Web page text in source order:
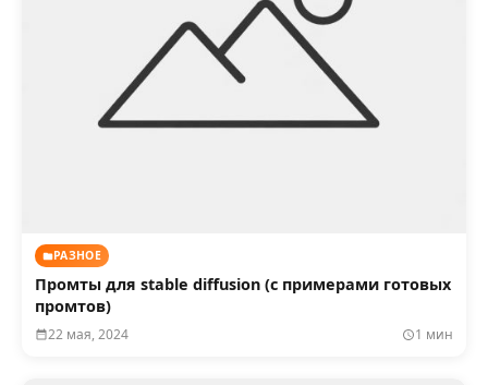
РАЗНОЕ
Промты для stable diffusion (с примерами готовых
промтов)
22 мая, 2024 1 мин